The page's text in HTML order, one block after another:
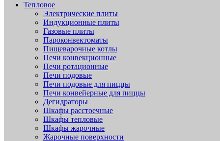
Тепловое
Электрические плиты
Индукционные плиты
Газовые плиты
Пароконвектоматы
Пищеварочные котлы
Печи конвекционные
Печи ротационные
Печи подовые
Печи подовые для пиццы
Печи конвейерные для пиццы
Дегидраторы
Шкафы расстоечные
Шкафы тепловые
Шкафы жарочные
Жарочные поверхности